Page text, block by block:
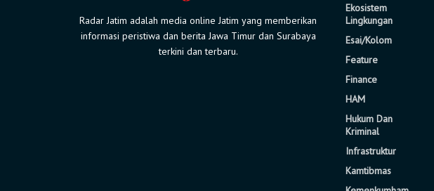
Radar Jatim adalah media online Jatim yang memberikan
informasi peristiwa dan berita Jawa Timur dan Surabaya
terkini dan terbaru.
Ekosistem
Lingkungan
Esai/Kolom
Feature
Finance
HAM
Hukum Dan
Kriminal
Infrastruktur
Kamtibmas